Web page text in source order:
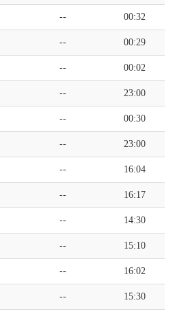
-- 00:32
-- 00:29
-- 00:02
-- 23:00
-- 00:30
-- 23:00
-- 16:04
-- 16:17
-- 14:30
-- 15:10
-- 16:02
-- 15:30